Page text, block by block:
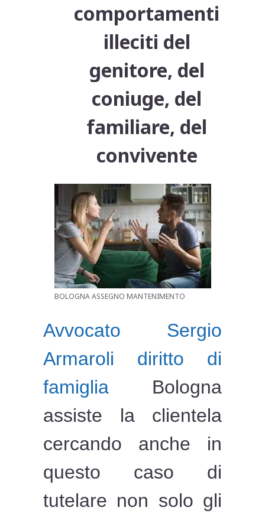
comportamenti
illeciti del
genitore, del
coniuge, del
familiare, del
convivente
BOLOGNA ASSEGNO MANTENIMENTO
Avvocato Sergio
Armaroli diritto di
famiglia Bologna
assiste la clientela
cercando anche in
questo caso di
tutelare non solo gli